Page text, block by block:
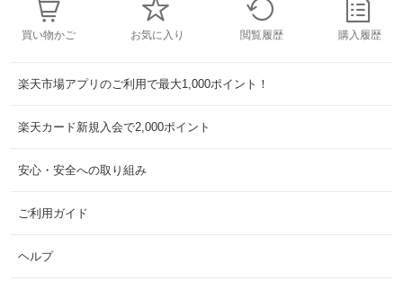
買い物かご お気に入り 閲覧履歴 購入履歴
楽天市場アプリのご利用で最大1,000ポイント！
楽天カード新規入会で2,000ポイント
安心・安全への取り組み
ご利用ガイド
ヘルプ